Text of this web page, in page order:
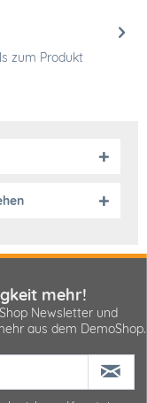
zum Produkt
mehr!
Newsletter und
aus dem DemoShop.